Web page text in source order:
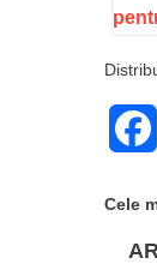
Cele